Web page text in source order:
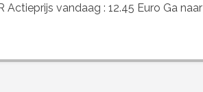
Actieprijs vandaag : 12.45 Euro Ga naar